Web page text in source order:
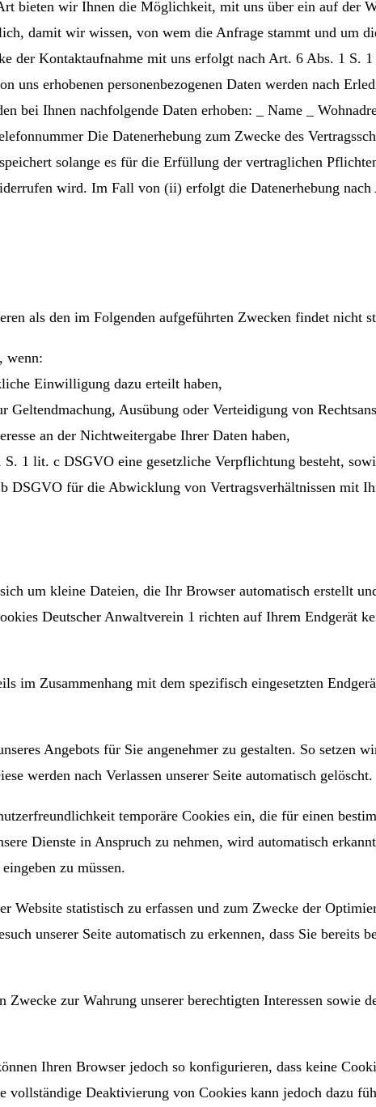
bieten wir Ihnen die Möglichkeit, mit uns über ein auf der
damit wir wissen, von wem die Anfrage stammt und um
der Kontaktaufnahme mit uns erfolgt nach Art. 6 Abs. 1
erhobenen personenbezogenen Daten werden nach
bei Ihnen nachfolgende Daten erhoben: _ Name _
Die Datenerhebung zum Zwecke des
solange es für die Erfüllung der vertraglichen
wird. Im Fall von (ii) erfolgt die Datenerhebung
als den im Folgenden aufgeführten Zwecken findet nicht
wenn:
Einwilligung dazu erteilt haben,
Ausübung oder Verteidigung von
an der Nichtweitergabe Ihrer Daten haben,
1 lit. c DSGVO eine gesetzliche Verpflichtung besteht,
DSGVO für die Abwicklung von Vertragsverhältnissen mit
um kleine Dateien, die Ihr Browser automatisch erstellt
Deutscher Anwaltverein 1 richten auf Ihrem Endgerät
im Zusammenhang mit dem spezifisch eingesetzten
Angebots für Sie angenehmer zu gestalten. So setzen
werden nach Verlassen unserer Seite automatisch gelöscht.
temporäre Cookies ein, die für einen
Dienste in Anspruch zu nehmen, wird automatisch
zu müssen.
Website statistisch zu erfassen und zum Zwecke der
unserer Seite automatisch zu erkennen, dass Sie bereits
Zwecke zur Wahrung unserer berechtigten Interessen
Ihren Browser jedoch so konfigurieren, dass keine
Deaktivierung von Cookies kann jedoch dazu